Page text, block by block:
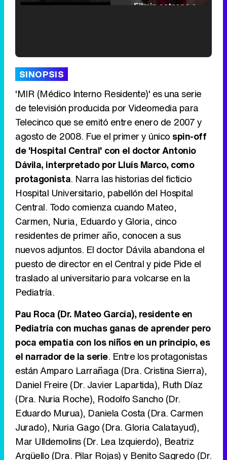
Tráiler de '33 días', la nueva serie de Atresplayer con Julián Villagrán y José Manuel Poga
SINOPSIS
'MIR (Médico Interno Residente)' es una serie
de televisión producida por Videomedia para
Telecinco que se emitó entre enero de 2007 y
agosto de 2008. Fue el primer y único spin-off
de 'Hospital Central' con el doctor Antonio
Dávila, interpretado por Lluís Marco, como
protagonista. Narra las historias del ficticio
Hospital Universitario, pabellón del Hospital
Central. Todo comienza cuando Mateo,
Carmen, Nuria, Eduardo y Gloria, cinco
residentes de primer año, conocen a sus
nuevos adjuntos. El doctor Dávila abandona el
puesto de director en el Central y pide Pide el
traslado al universitario para volcarse en la
Pediatría.
Pau Roca (Dr. Mateo García), residente en
Pediatría con muchas ganas de aprender pero
poca empatía con los niños en un principio, es
el narrador de la serie. Entre los protagonistas
están Amparo Larrañaga (Dra. Cristina Sierra),
Daniel Freire (Dr. Javier Lapartida), Ruth Díaz
(Dra. Nuria Roche), Rodolfo Sancho (Dr.
Eduardo Murua), Daniela Costa (Dra. Carmen
Jurado), Nuria Gago (Dra. Gloria Calatayud),
Mar Ulldemolins (Dr. Lea Izquierdo), Beatriz
Argüello (Dra. Pilar Rojas) y Benito Sagredo (Dr.